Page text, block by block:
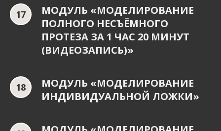
МОДУЛЬ «МОДЕЛИРОВАНИЕ
ПОЛНОГО НЕСЪЁМНОГО
ПРОТЕЗА ЗА 1 ЧАС 20 МИНУТ
(ВИДЕОЗАПИСЬ)»
МОДУЛЬ «МОДЕЛИРОВАНИЕ
ИНДИВИДУАЛЬНОЙ ЛОЖКИ»